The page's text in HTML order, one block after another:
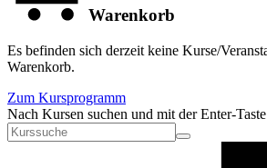
Warenkorb
Es befinden sich derzeit keine Kurse/
Warenkorb.
Zum Kursprogramm
Nach Kursen suchen und mit der Enter-